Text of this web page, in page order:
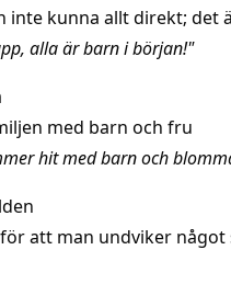
inte kunna allt direkt; det
alla är barn i början!"
med barn och fru
hit med barn och
att man undviker